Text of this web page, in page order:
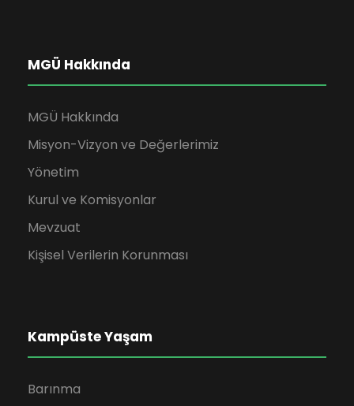
MGÜ Hakkında
MGÜ Hakkında
Misyon-Vizyon ve Değerlerimiz
Yönetim
Kurul ve Komisyonlar
Mevzuat
Kişisel Verilerin Korunması
Kampüste Yaşam
Barınma